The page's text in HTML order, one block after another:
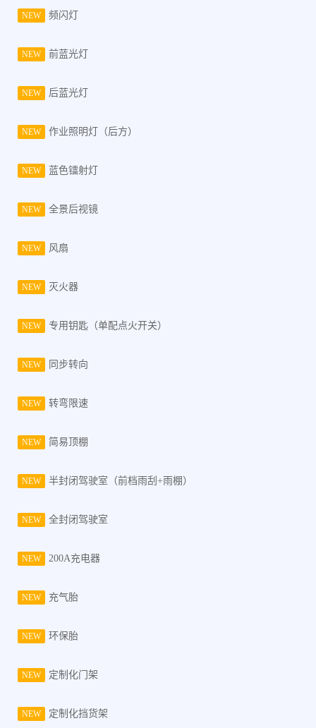
NEW 频闪灯
NEW 前蓝光灯
NEW 后蓝光灯
NEW 作业照明灯（后方）
NEW 蓝色镭射灯
NEW 全景后视镜
NEW 风扇
NEW 灭火器
NEW 专用钥匙（单配点火开关）
NEW 同步转向
NEW 转弯限速
NEW 简易顶棚
NEW 半封闭驾驶室（前档雨刮+雨棚）
NEW 全封闭驾驶室
NEW 200A充电器
NEW 充气胎
NEW 环保胎
NEW 定制化门架
NEW 定制化挡货架